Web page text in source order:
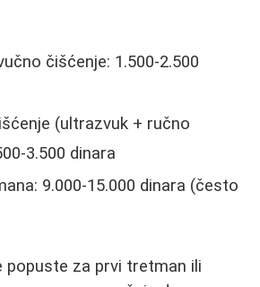
čišćenje: 1.500-2.500
(ultrazvuk + ručno
3.500 dinara
9.000-15.000 dinara (često
popuste za prvi tretman ili